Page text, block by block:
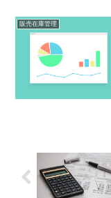
販売在庫管理